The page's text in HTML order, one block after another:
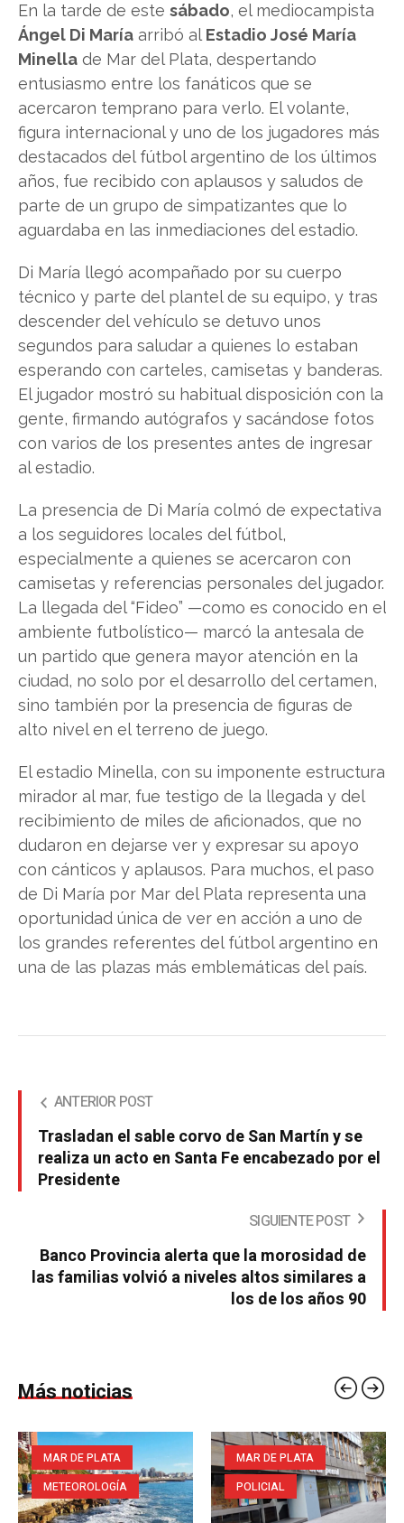
En la tarde de este sábado, el mediocampista
Ángel Di María arribó al Estadio José María
Minella de Mar del Plata, despertando
entusiasmo entre los fanáticos que se
acercaron temprano para verlo. El volante,
figura internacional y uno de los jugadores más
destacados del fútbol argentino de los últimos
años, fue recibido con aplausos y saludos de
parte de un grupo de simpatizantes que lo
aguardaba en las inmediaciones del estadio.
Di María llegó acompañado por su cuerpo
técnico y parte del plantel de su equipo, y tras
descender del vehículo se detuvo unos
segundos para saludar a quienes lo estaban
esperando con carteles, camisetas y banderas.
El jugador mostró su habitual disposición con la
gente, firmando autógrafos y sacándose fotos
con varios de los presentes antes de ingresar
al estadio.
La presencia de Di María colmó de expectativa
a los seguidores locales del fútbol,
especialmente a quienes se acercaron con
camisetas y referencias personales del jugador.
La llegada del “Fideo” —como es conocido en el
ambiente futbolístico— marcó la antesala de
un partido que genera mayor atención en la
ciudad, no solo por el desarrollo del certamen,
sino también por la presencia de figuras de
alto nivel en el terreno de juego.
El estadio Minella, con su imponente estructura
mirador al mar, fue testigo de la llegada y del
recibimiento de miles de aficionados, que no
dudaron en dejarse ver y expresar su apoyo
con cánticos y aplausos. Para muchos, el paso
de Di María por Mar del Plata representa una
oportunidad única de ver en acción a uno de
los grandes referentes del fútbol argentino en
una de las plazas más emblemáticas del país.
ANTERIOR POST
Trasladan el sable corvo de San Martín y se
realiza un acto en Santa Fe encabezado por el
Presidente
SIGUIENTE POST
Banco Provincia alerta que la morosidad de
las familias volvió a niveles altos similares a
los de los años 90
Más noticias
MAR DE PLATA
METEOROLOGÍA
MAR DE PLATA
POLICIAL